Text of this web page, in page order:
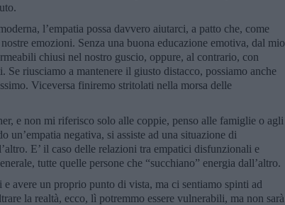
l’empatia possa davvero aiutarci, a patto che, come
emozioni. Senza una buona educazione emotiva, dal mio
chiusi nel nostro guscio, oppure, al contrario, con
Se riusciamo a mantenere il giusto distacco, possiamo anche
Viceversa finiremo stritolati nella morsa delle
e non mi riferisco solo alle coppie, penso alle famiglie o agli
un’empatia negativa, si assiste ad una situazione di
E’ il caso delle relazioni tra empatici disfunzionali e
tutte quelle persone che “succhiano” energia dall’altro.
avere un proprio punto di vista, ma ci sentiamo spinti ad
la realtà, ecco, lì potremmo essere vulnerabili, ma non sarà